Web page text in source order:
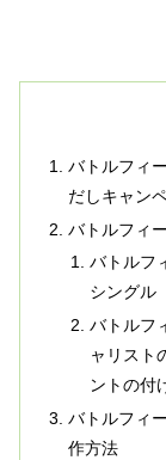
バトルフィ
だしキャン
バトルフィ
バトルフ
シングル
バトルフ
ャリスト
ントの付
バトルフィ
作方法